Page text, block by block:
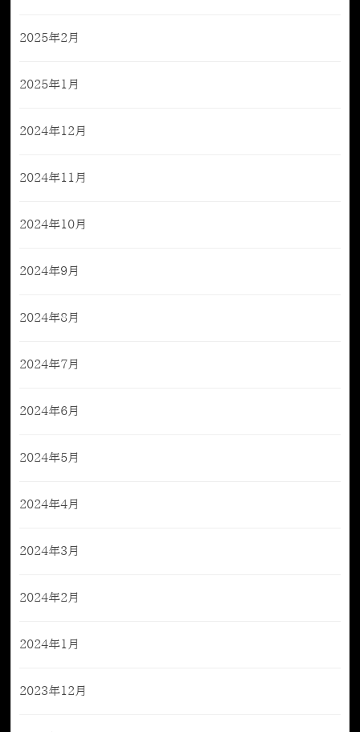
2025年2月
2025年1月
2024年12月
2024年11月
2024年10月
2024年9月
2024年8月
2024年7月
2024年6月
2024年5月
2024年4月
2024年3月
2024年2月
2024年1月
2023年12月